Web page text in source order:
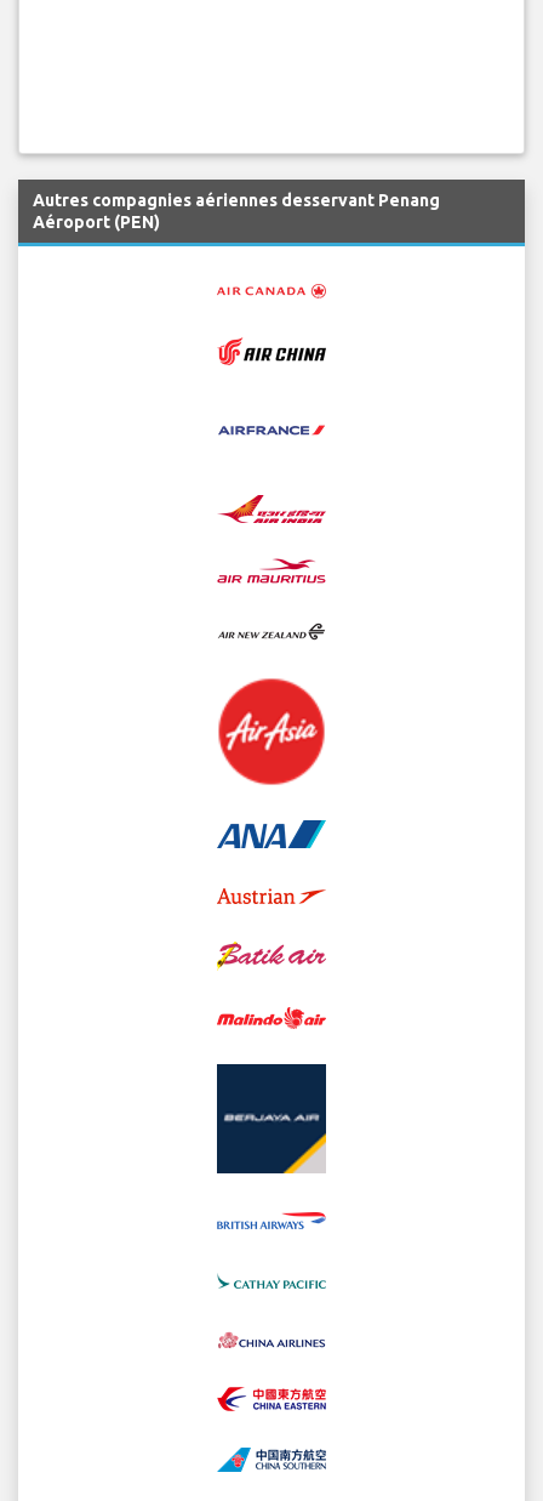
Autres compagnies aériennes desservant Penang
Aéroport (PEN)